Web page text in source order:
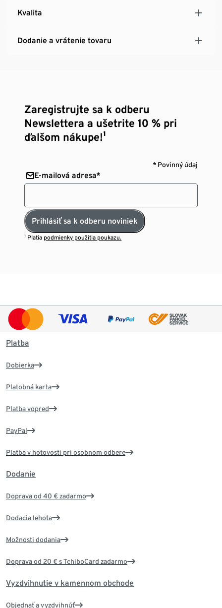
Kvalita
Dodanie a vrátenie tovaru
Zaregistrujte sa k odberu
Newslettera a ušetrite 10 % pri
ďalšom nákupe!¹
* Povinný údaj
E-mailová adresa*
Prihlásiť sa k odberu noviniek
¹ Platia podmienky použitia poukazu.
Platba
Dobierka
Platobná karta
Platba vopred
PayPal
Platba v hotovosti pri osobnom odbere
Dodanie
Doprava od 40 € zadarmo
Dodacia lehota
Možnosti dodania
Doprava od 20 € s TchiboCard zadarmo
Vyzdvihnutie v kamennom obchode
Objednať a vyzdvihnúť